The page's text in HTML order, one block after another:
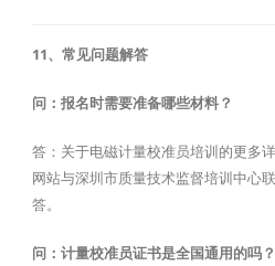
11、常见问题解答
问：报名时需要准备哪些材料？
答：关于电磁计量校准员培训的更多
网站与深圳市质量技术监督培训中心
答。
问：计量校准员证书是全国通用的吗？